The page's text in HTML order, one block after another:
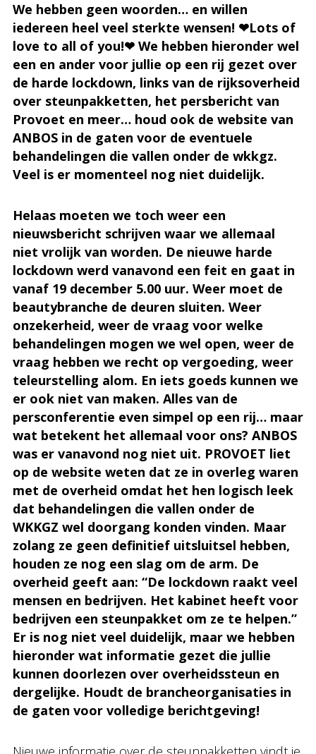
We hebben geen woorden… en willen
iedereen heel veel sterkte wensen! ❤Lots of
love to all of you!❤ We hebben hieronder wel
een en ander voor jullie op een rij gezet over
de harde lockdown, links van de rijksoverheid
over steunpakketten, het persbericht van
Provoet en meer… houd ook de website van
ANBOS in de gaten voor de eventuele
behandelingen die vallen onder de wkkgz.
Veel is er momenteel nog niet duidelijk.
Helaas moeten we toch weer een
nieuwsbericht schrijven waar we allemaal
niet vrolijk van worden. De nieuwe harde
lockdown werd vanavond een feit en gaat in
vanaf 19 december 5.00 uur. Weer moet de
beautybranche de deuren sluiten. Weer
onzekerheid, weer de vraag voor welke
behandelingen mogen we wel open, weer de
vraag hebben we recht op vergoeding, weer
teleurstelling alom. En iets goeds kunnen we
er ook niet van maken. Alles van de
persconferentie even simpel op een rij… maar
wat betekent het allemaal voor ons? ANBOS
was er vanavond nog niet uit. PROVOET liet
op de website weten dat ze in overleg waren
met de overheid omdat het hen logisch leek
dat behandelingen die vallen onder de
WKKGZ wel doorgang konden vinden. Maar
zolang ze geen definitief uitsluitsel hebben,
houden ze nog een slag om de arm. De
overheid geeft aan: “De lockdown raakt veel
mensen en bedrijven. Het kabinet heeft voor
bedrijven een steunpakket om ze te helpen.”
Er is nog niet veel duidelijk, maar we hebben
hieronder wat informatie gezet die jullie
kunnen doorlezen over overheidssteun en
dergelijke. Houdt de brancheorganisaties in
de gaten voor volledige berichtgeving!